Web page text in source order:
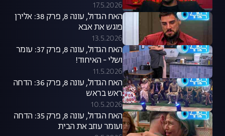
17.5.2026
האח הגדול, עונה 8, פרק 38: אלירן
פוגש את אבא
13.5.2026
האח הגדול, עונה 8, פרק 37: עומר
ושלי - האיחוד!
11.5.2026
האח הגדול, עונה 8, פרק 36: הדחה
ראש בראש
10.5.2026
האח הגדול, עונה 8, פרק 35: הדחה
ועומר עוזב את הבית